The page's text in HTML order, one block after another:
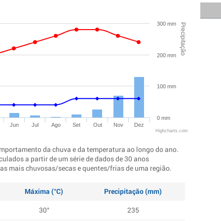
Precipitação
Jun Jul Ago Set Out Nov Dez
0 mm
100 mm
200 mm
300 mm
Highcharts.com
da chuva e da temperatura ao longo do ano.
a partir de um série de dados de 30 anos
mais chuvosas/secas e quentes/frias de uma região.
Máxima (°C)
Precipitação (mm)
30°
235